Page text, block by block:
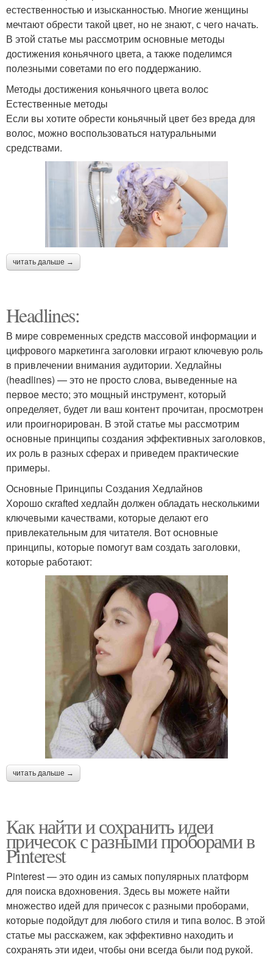
естественностью и изысканностью. Многие женщины
мечтают обрести такой цвет, но не знают, с чего начать.
В этой статье мы рассмотрим основные методы
достижения коньячного цвета, а также поделимся
полезными советами по его поддержанию.
Методы достижения коньячного цвета волос
Естественные методы
Если вы хотите обрести коньячный цвет без вреда для
волос, можно воспользоваться натуральными
средствами.
читать дальше →
Headlines:
В мире современных средств массовой информации и
цифрового маркетинга заголовки играют ключевую роль
в привлечении внимания аудитории. Хедлайны
(headlines) — это не просто слова, выведенные на
первое место; это мощный инструмент, который
определяет, будет ли ваш контент прочитан, просмотрен
или проигнорирован. В этой статье мы рассмотрим
основные принципы создания эффективных заголовков,
их роль в разных сферах и приведем практические
примеры.
Основные Принципы Создания Хедлайнов
Хорошо скrafted хедлайн должен обладать несколькими
ключевыми качествами, которые делают его
привлекательным для читателя. Вот основные
принципы, которые помогут вам создать заголовки,
которые работают:
читать дальше →
Как найти и сохранить идеи
причесок с разными проборами в
Pinterest
Pinterest — это один из самых популярных платформ
для поиска вдохновения. Здесь вы можете найти
множество идей для причесок с разными проборами,
которые подойдут для любого стиля и типа волос. В этой
статье мы расскажем, как эффективно находить и
сохранять эти идеи, чтобы они всегда были под рукой.